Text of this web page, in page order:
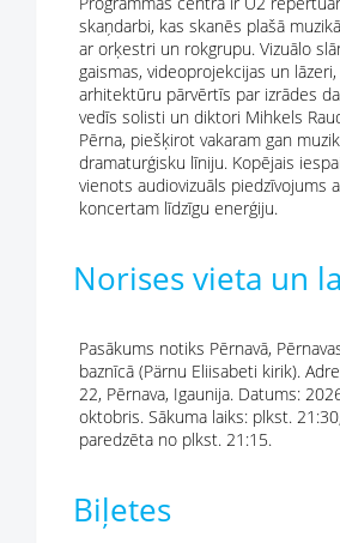
skaņdarbi, kas skanēs plašā
ar orķestri un rokgrupu. Vizuālo
gaismas, videoprojekcijas un
arhitektūru pārvērtīs par izrādes
vedīs solisti un diktori Mihkels
Pērna, piešķirot vakaram gan
dramaturģisku līniju. Kopējais
vienots audiovizuāls piedzīvojums
koncertam līdzīgu enerģiju.
Norises vieta un
Pasākums notiks Pērnavā,
baznīcā (Pärnu Eliisabeti kirik).
22, Pērnava, Igaunija. Datums:
oktobris. Sākuma laiks: plkst.
paredzēta no plkst. 21:15.
Biļetes